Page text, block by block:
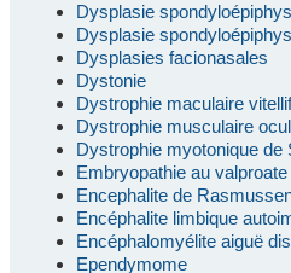
Dysplasie
Dysplasie
Dysplasies facionasales
Dystonie
Dystrophie maculaire
Dystrophie musculaire
Dystrophie myotonique de
Embryopathie au valproate
Encephalite de
Encéphalite limbique
Encéphalomyélite aiguë
Ependymome